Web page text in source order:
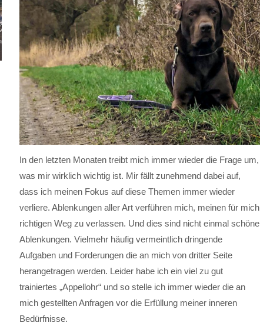
In den letzten Monaten treibt mich immer wieder die Frage um,
was mir wirklich wichtig ist. Mir fällt zunehmend dabei auf,
dass ich meinen Fokus auf diese Themen immer wieder
verliere. Ablenkungen aller Art verführen mich, meinen für mich
richtigen Weg zu verlassen. Und dies sind nicht einmal schöne
Ablenkungen. Vielmehr häufig vermeintlich dringende
Aufgaben und Forderungen die an mich von dritter Seite
herangetragen werden. Leider habe ich ein viel zu gut
trainiertes „Appellohr“ und so stelle ich immer wieder die an
mich gestellten Anfragen vor die Erfüllung meiner inneren
Bedürfnisse.